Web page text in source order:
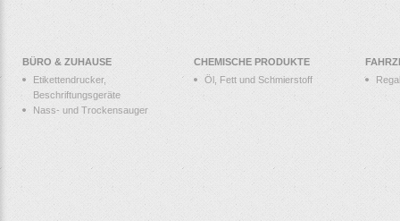
BÜRO & ZUHAUSE
Etikettendrucker,
Beschriftungsgeräte
Nass- und Trockensauger
CHEMISCHE PRODUKTE
Öl, Fett und Schmierstoff